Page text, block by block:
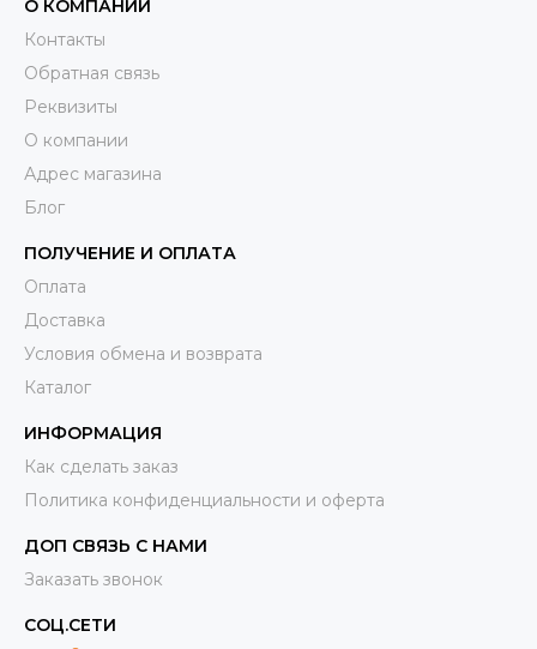
О КОМПАНИИ
Контакты
Обратная связь
Реквизиты
О компании
Адрес магазина
Блог
ПОЛУЧЕНИЕ И ОПЛАТА
Оплата
Доставка
Условия обмена и возврата
Каталог
ИНФОРМАЦИЯ
Как сделать заказ
Политика конфиденциальности и оферта
ДОП СВЯЗЬ С НАМИ
Заказать звонок
СОЦ.СЕТИ